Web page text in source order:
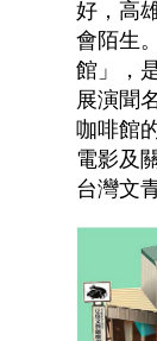
好，高
會陌生
館」，
展演聞
咖啡館
電影及
台灣文